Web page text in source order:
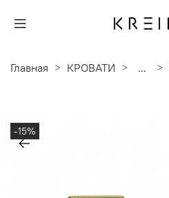
Главная КРОВАТИ ...
-15%